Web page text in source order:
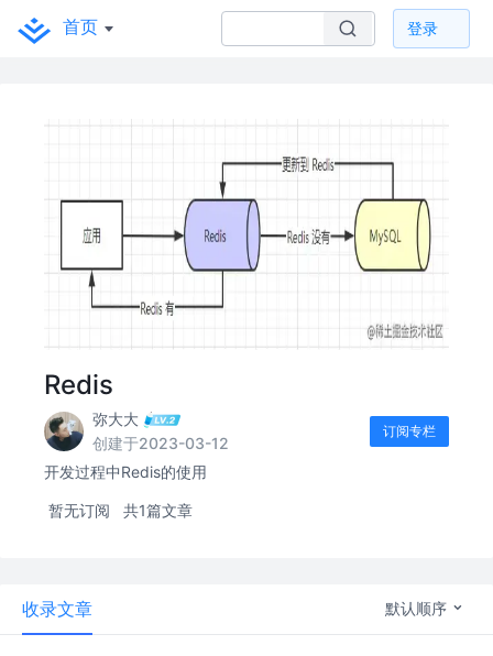
首页 登录
Redis
弥大大
创建于2023-03-12
订阅专栏
开发过程中Redis的使用
暂无订阅 共1篇文章
收录文章 默认顺序